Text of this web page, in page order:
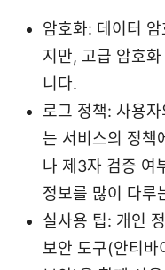
암호화: 데이터
지만, 고급 암호
니다.
로그 정책: 사용
는 서비스의 정책
나 제3자 검증 여
정보를 많이 다루
실사용 팁: 개인
보안 도구(안티바